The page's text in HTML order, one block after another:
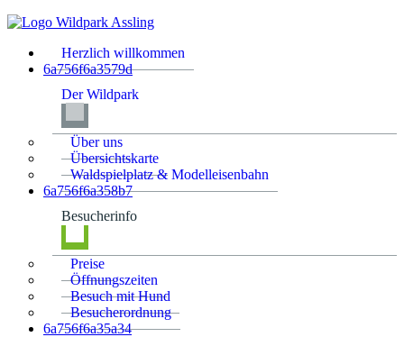
Herzlich willkommen
6a756f6a3579d
Der Wildpark
Über uns
Übersichtskarte
Waldspielplatz & Modelleisenbahn
6a756f6a358b7
Besucherinfo
Preise
Öffnungszeiten
Besuch mit Hund
Besucherordnung
6a756f6a35a34